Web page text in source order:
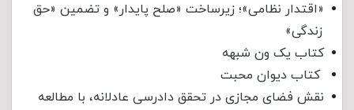
«اقتدار نظامی»؛ زیرساخت «صلح پایدار» و تضمین «حق
زندگی»
کتاب یک ون شبهه
کتاب دیوان محبت
نقش فضای مجازی در تحقق دادرسی عادلانه، با مطالعه